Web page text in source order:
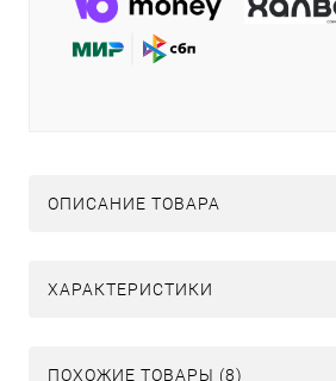
ОПИСАНИЕ ТОВАРА
ХАРАКТЕРИСТИКИ
ПОХОЖИЕ ТОВАРЫ (8)